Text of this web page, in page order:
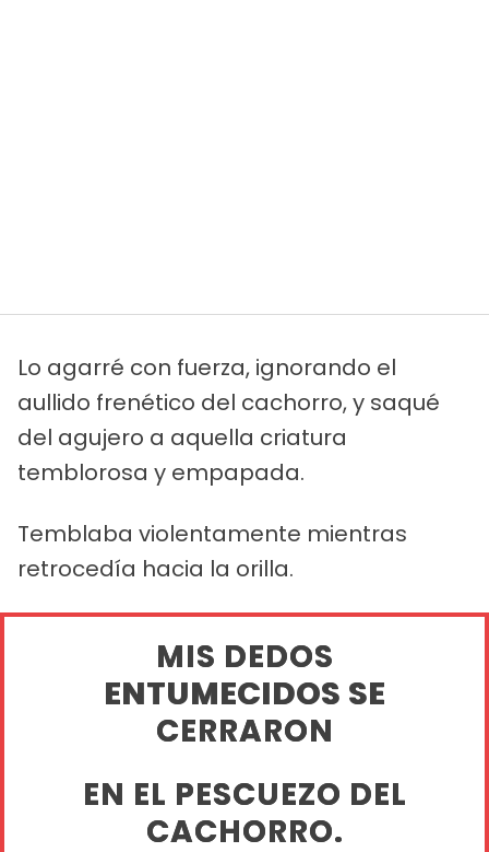
Lo agarré con fuerza, ignorando el
aullido frenético del cachorro, y saqué
del agujero a aquella criatura
temblorosa y empapada.
Temblaba violentamente mientras
retrocedía hacia la orilla.
MIS DEDOS
ENTUMECIDOS SE
CERRARON
EN EL PESCUEZO DEL
CACHORRO.